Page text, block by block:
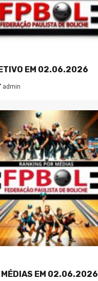
EM 02.06.2026
admin
MÉDIAS EM 02.06.2026